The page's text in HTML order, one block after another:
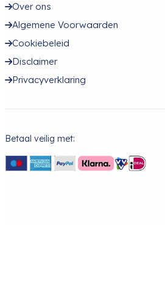
Over ons
Algemene Voorwaarden
Cookiebeleid
Disclaimer
Privacyverklaring
Betaal veilig met: